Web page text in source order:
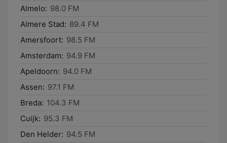
Almelo: 98.0 FM
Almere Stad: 89.4 FM
Amersfoort: 98.5 FM
Amsterdam: 94.9 FM
Apeldoorn: 94.0 FM
Assen: 97.1 FM
Breda: 104.3 FM
Cuijk: 95.3 FM
Den Helder: 94.5 FM